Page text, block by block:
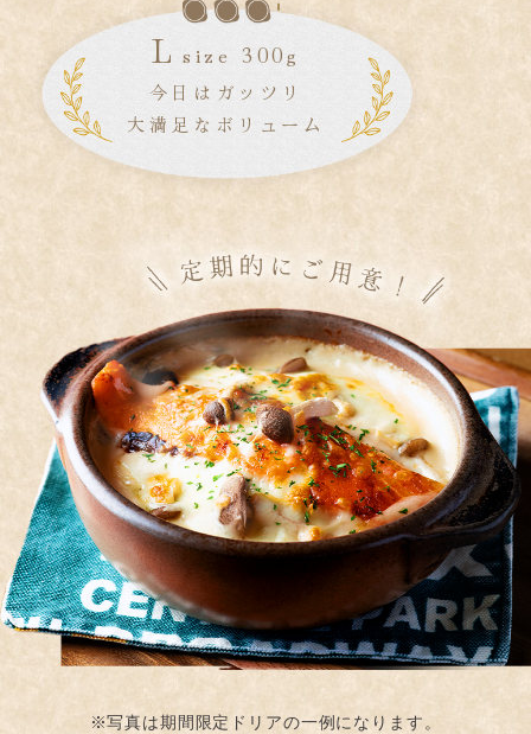
L size 300g
今日はガッツリ
大満足なボリューム
※写真は期間限定ドリアの一例になります。